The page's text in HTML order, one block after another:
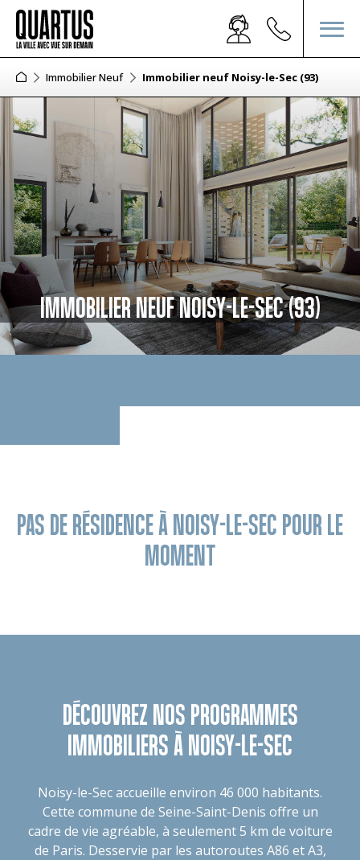
Immobilier Neuf Immobilier neuf Noisy-le-Sec (93)
IMMOBILIER NEUF NOISY-LE-SEC (93)
PAS DE RÉSIDENCE À NOISY-LE-SEC POUR LE
MOMENT
DÉCOUVREZ NOS PROGRAMMES
IMMOBILIERS À NOISY-LE-SEC
Noisy-le-Sec accueille environ 46 000 habitants.
Cette commune de Seine-Saint-Denis offre un
cadre de vie agréable, à seulement 5 km de voiture
de Paris. Desservie par les autoroutes A86 et A3,